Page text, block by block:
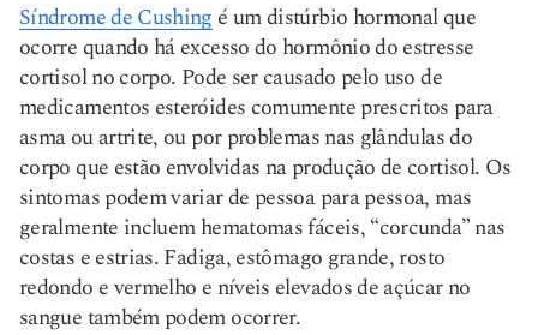
Síndrome de Cushing é um distúrbio hormonal que
ocorre quando há excesso do hormônio do estresse
cortisol no corpo. Pode ser causado pelo uso de
medicamentos esteróides comumente prescritos para
asma ou artrite, ou por problemas nas glândulas do
corpo que estão envolvidas na produção de cortisol. Os
sintomas podem variar de pessoa para pessoa, mas
geralmente incluem hematomas fáceis, “corcunda” nas
costas e estrias. Fadiga, estômago grande, rosto
redondo e vermelho e níveis elevados de açúcar no
sangue também podem ocorrer.